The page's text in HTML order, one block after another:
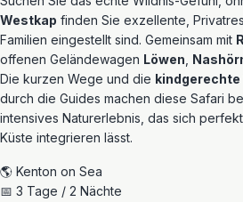
Westkap finden Sie exzellente,
Familien eingestellt sind. Gemeinsam mit
offenen Geländewagen Löwen
Die kurzen Wege und die
durch die Guides machen diese Safari
intensives Naturerlebnis, das sich
Küste integrieren lässt.
🌎 Kenton on Sea
📅 3 Tage / 2 Nächte